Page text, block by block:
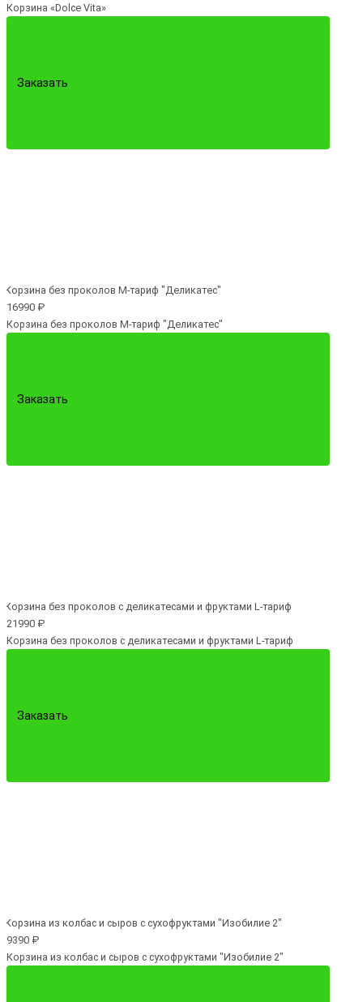
Корзина «Dolce Vita»
Заказать
16990 ₽
Корзина без проколов M-тариф "Деликатес"
Заказать
21990 ₽
Корзина без проколов с деликатесами и фруктами L-тариф
Заказать
9390 ₽
Корзина из колбас и сыров с сухофруктами "Изобилие 2"